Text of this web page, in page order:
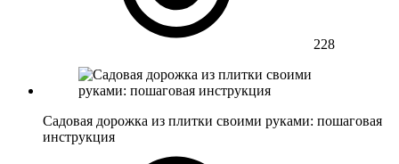
228
Садовая дорожка из плитки своими руками: пошаговая
инструкция